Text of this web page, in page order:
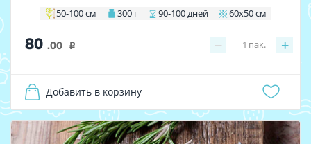
50-100 см 300 г 90-100 дней 60х50 см
80 .00 i − +
1 пак.
Добавить в корзину